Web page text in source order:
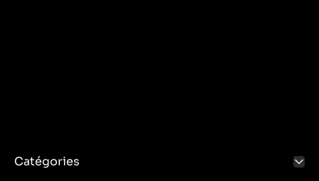
Catégories